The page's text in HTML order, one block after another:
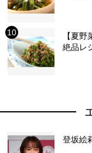
【夏
絶品レ
登坂絵